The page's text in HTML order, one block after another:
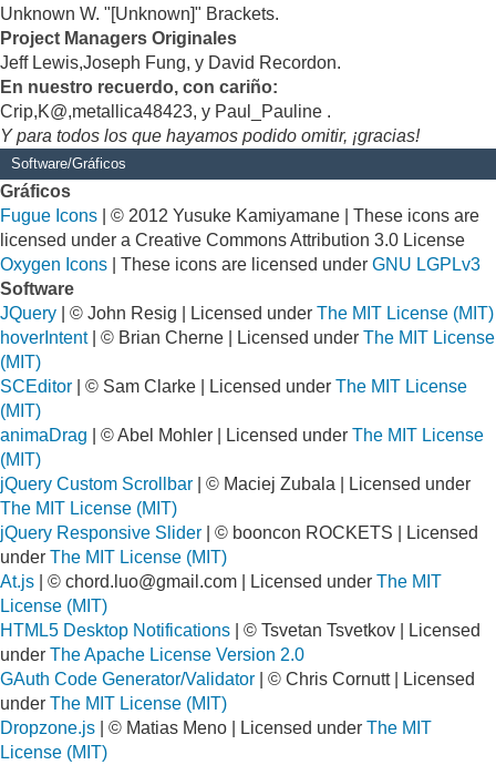
Unknown W. "[Unknown]" Brackets.
Project Managers Originales
Jeff Lewis,Joseph Fung, y David Recordon.
En nuestro recuerdo, con cariño:
Crip,K@,metallica48423, y Paul_Pauline .
Y para todos los que hayamos podido omitir, ¡gracias!
Software/Gráficos
Gráficos
Fugue Icons | © 2012 Yusuke Kamiyamane | These icons are
licensed under a Creative Commons Attribution 3.0 License
Oxygen Icons | These icons are licensed under GNU LGPLv3
Software
JQuery | © John Resig | Licensed under The MIT License (MIT)
hoverIntent| © Brian Cherne | Licensed under The MIT License
(MIT)
SCEditor | © Sam Clarke | Licensed under The MIT License
(MIT)
animaDrag | © Abel Mohler | Licensed under The MIT License
(MIT)
jQuery Custom Scrollbar | © Maciej Zubala | Licensed under
The MIT License (MIT)
jQuery Responsive Slider | © booncon ROCKETS | Licensed
under The MIT License (MIT)
At.js | © chord.luo@gmail.com | Licensed under The MIT
License (MIT)
HTML5 Desktop Notifications | © Tsvetan Tsvetkov | Licensed
under The Apache License Version 2.0
GAuth Code Generator/Validator | © Chris Cornutt | Licensed
under The MIT License (MIT)
Dropzone.js | © Matias Meno | Licensed under The MIT
License (MIT)